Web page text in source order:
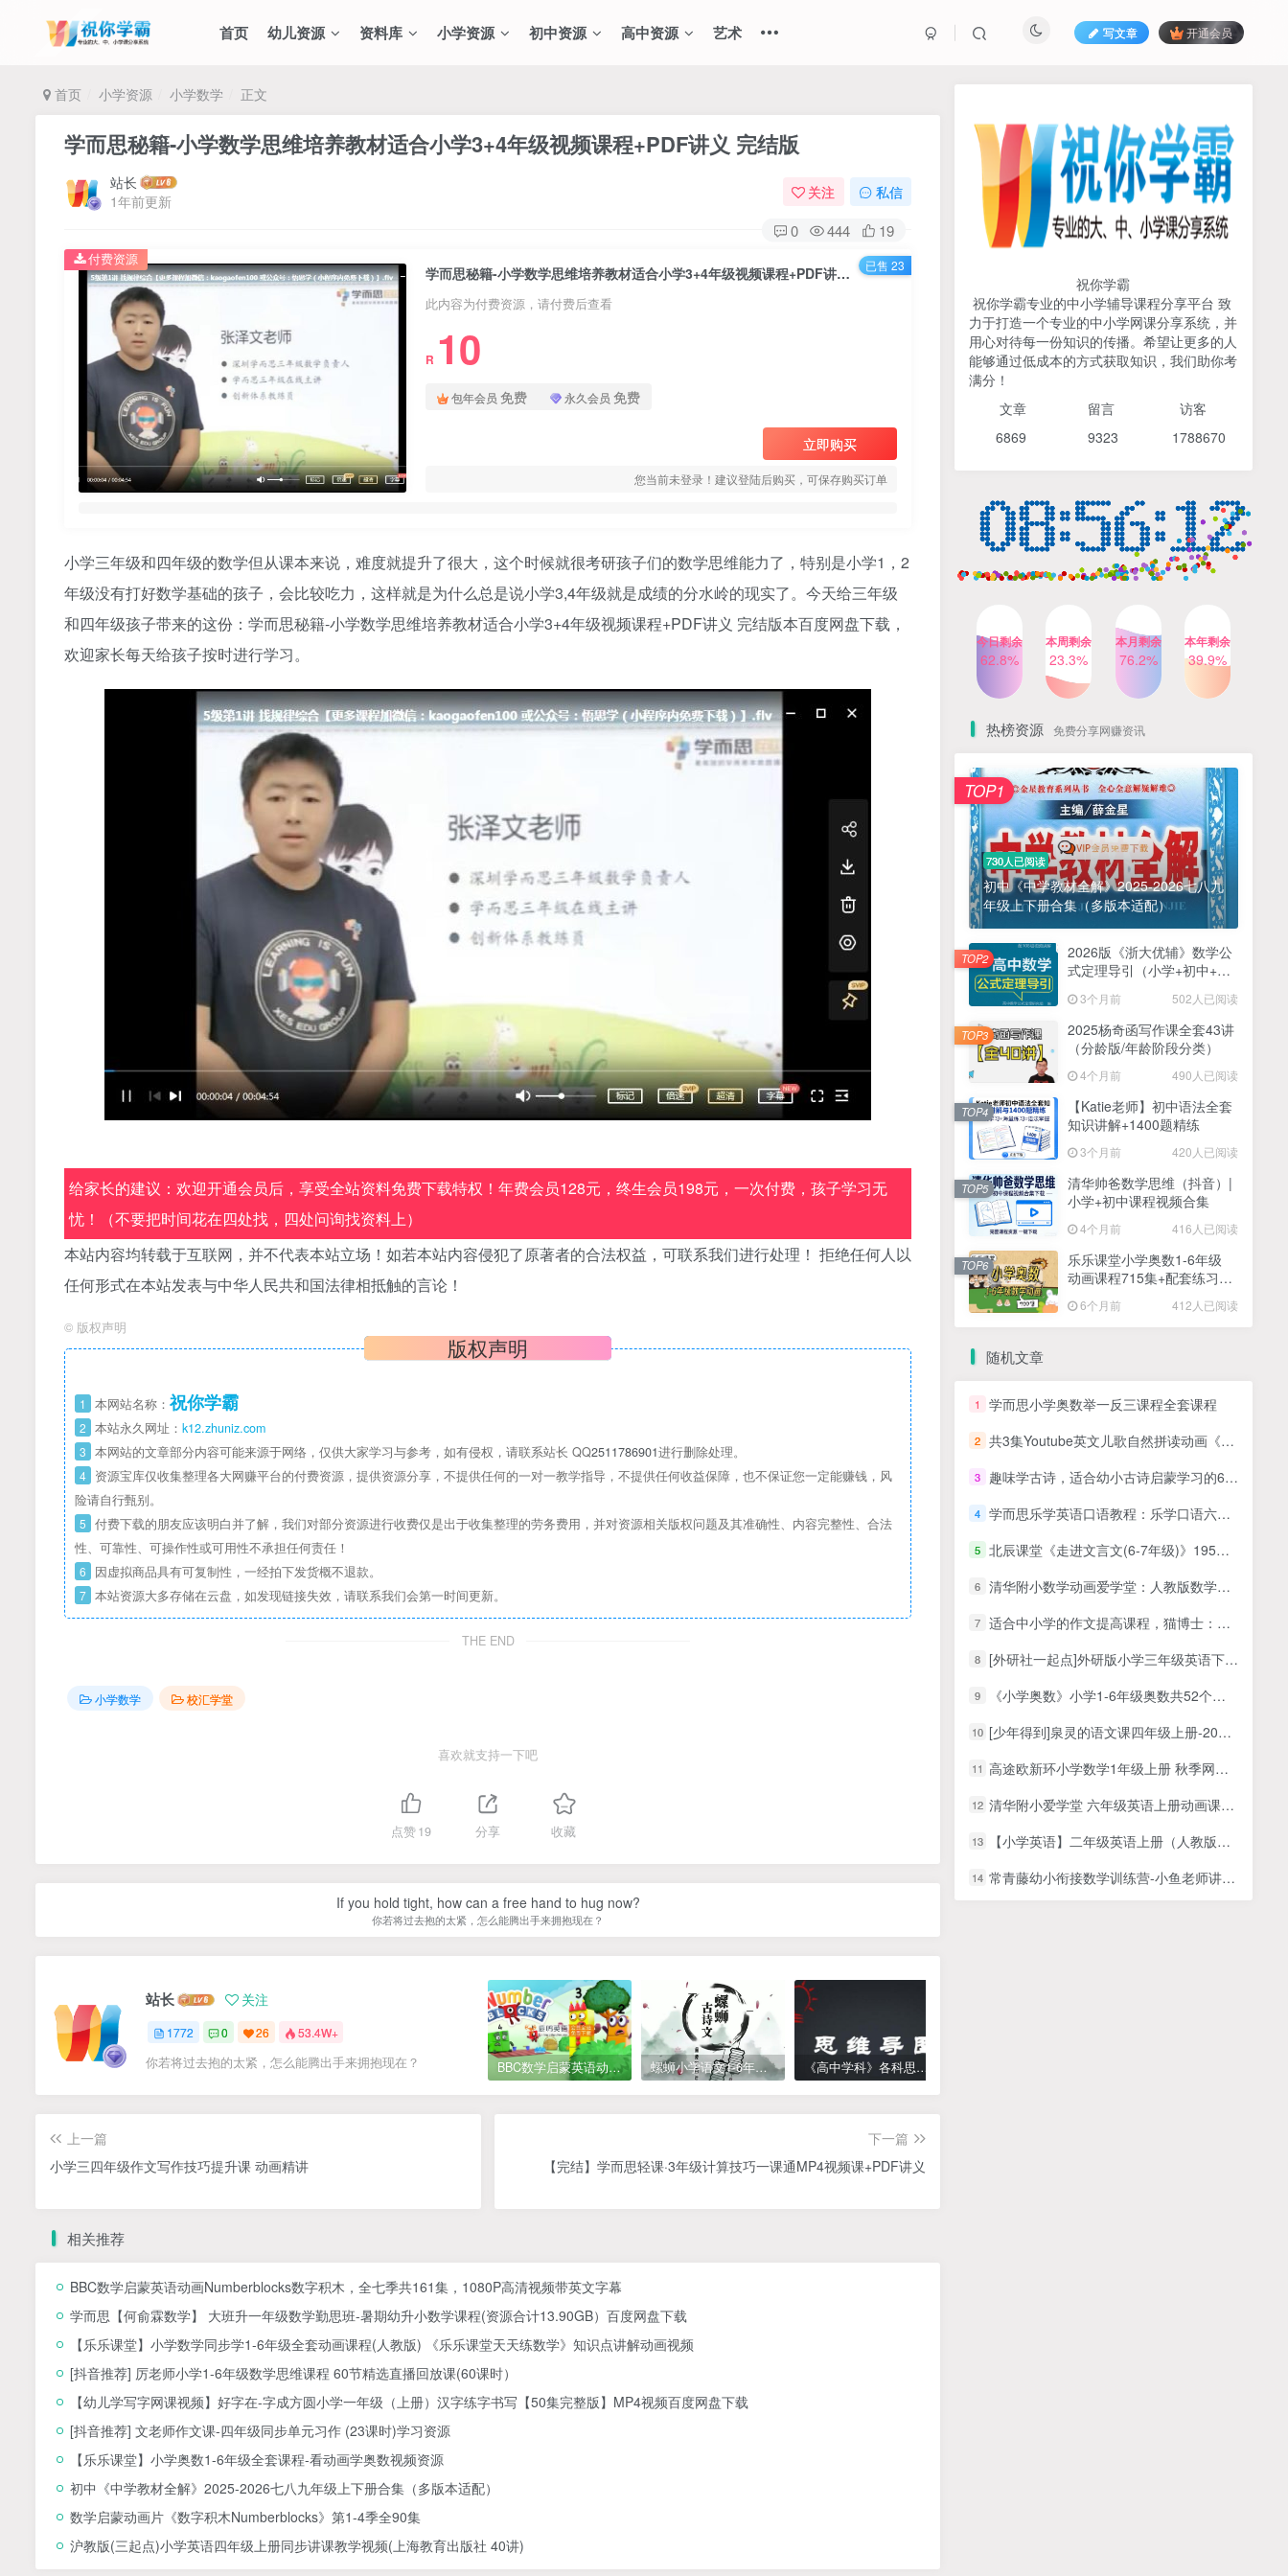
首页 幼儿资源 资料库 小学资源 初中资源 高中资源 艺术 写文章 开通会员
首页 小学资源 小学数学 正文
学而思秘籍-小学数学思维培养教材适合小学3+4年级视频课程+PDF讲义 完结版
站长
1年前更新
关注 私信
0 444 19
学而思秘籍-小学数学思维培养教材适合小学3+4年级视频课程+PDF讲义 完结版
此内容为付费资源，请付费后查看
R 10
包年会员 免费 永久会员 免费
立即购买
您当前未登录！建议登陆后购买，可保存购买订单
付费资源 已售 23
小学三年级和四年级的数学但从课本来说，难度就提升了很大，这个时候就很考研孩子们的数学思维能力了，特别是小学1，2
年级没有打好数学基础的孩子，会比较吃力，这样就是为什么总是说小学3,4年级就是成绩的分水岭的现实了。今天给三年级
和四年级孩子带来的这份：学而思秘籍-小学数学思维培养教材适合小学3+4年级视频课程+PDF讲义 完结版本百度网盘下载，
欢迎家长每天给孩子按时进行学习。
给家长的建议：欢迎开通会员后，享受全站资料免费下载特权！年费会员128元，终生会员198元，一次付费，孩子学习无
忧！（不要把时间花在四处找，四处问询找资料上）
本站内容均转载于互联网，并不代表本站立场！如若本站内容侵犯了原著者的合法权益，可联系我们进行处理！ 拒绝任何人以
任何形式在本站发表与中华人民共和国法律相抵触的言论！
© 版权声明
版权声明
1 本网站名称： 祝你学霸
2 本站永久网址： k12.zhuniz.com
3 本网站的文章部分内容可能来源于网络，仅供大家学习与参考，如有侵权，请联系站长 QQ2511786901进行删除处理。
4 资源宝库仅收集整理各大网赚平台的付费资源，提供资源分享，不提供任何的一对一教学指导，不提供任何收益保障，也不保证您一定能赚钱，风
险请自行甄别。
5 付费下载的朋友应该明白并了解，我们对部分资源进行收费仅是出于收集整理的劳务费用，并对资源相关版权问题及其准确性、内容完整性、合法
性、可靠性、可操作性或可用性不承担任何责任！
6 因虚拟商品具有可复制性，一经拍下发货概不退款。
7 本站资源大多存储在云盘，如发现链接失效，请联系我们会第一时间更新。
THE END
小学数学 校汇学堂
喜欢就支持一下吧
点赞19 分享 收藏
If you hold tight, how can a free hand to hug now?
你若将过去抱的太紧，怎么能腾出手来拥抱现在？
站长 关注
1772 0 26 53.4W+
你若将过去抱的太紧，怎么能腾出手来拥抱现在？ BBC数学启蒙英语动画Numberblocks数字积木，全七季共161集，1080P高清视频带英文字幕 螺蛳小学语文1-6年级《小学古诗文》课程视频 《高中学科》各科思维导图
上一篇
小学三四年级作文写作技巧提升课 动画精讲
下一篇
【完结】学而思轻课·3年级计算技巧一课通MP4视频课+PDF讲义
相关推荐
BBC数学启蒙英语动画Numberblocks数字积木，全七季共161集，1080P高清视频带英文字幕
学而思【何俞霖数学】 大班升一年级数学勤思班-暑期幼升小数学课程(资源合计13.90GB）百度网盘下载
【乐乐课堂】小学数学同步学1-6年级全套动画课程(人教版) 《乐乐课堂天天练数学》知识点讲解动画视频
[抖音推荐] 厉老师小学1-6年级数学思维课程 60节精选直播回放课(60课时）
【幼儿学写字网课视频】好字在-字成方圆小学一年级（上册）汉字练字书写【50集完整版】MP4视频百度网盘下载
[抖音推荐] 文老师作文课-四年级同步单元习作 (23课时)学习资源
【乐乐课堂】小学奥数1-6年级全套课程-看动画学奥数视频资源
初中《中学教材全解》2025-2026七八九年级上下册合集（多版本适配）
数学启蒙动画片《数字积木Numberblocks》第1-4季全90集
沪教版(三起点)小学英语四年级上册同步讲课教学视频(上海教育出版社 40讲)
730人已阅读
初中《中学教材全解》2025-2026七八九
TOP1
2026版《浙大优辅》数学公
式定理导引（小学+初中+高
中全套）PDF
3个月前 502人已阅读
TOP2
（分龄版/年龄阶段分类）
4个月前 490人已阅读
3个月前 420人已阅读
清华帅爸数学思维（抖音）|
小学+初中课程视频合集
乐乐课堂小学奥数1-6年级
动画课程715集+配套练习册
高清PDF
6个月前 412人已阅读
祝你学霸
祝你学霸专业的中小学辅导课程分享平台 致
力于打造一个专业的中小学网课分享系统，并
用心对待每一份知识的传播。希望让更多的人
能够通过低成本的方式获取知识，我们助你考
满分！
文章 留言 访客
6869 9323 1788670
今日剩余
62.8%
本周剩余
23.3%
本月剩余
76.2%
本年剩余
39.9%
热榜资源 免费分享网赚资讯
730人已阅读
初中《中学教材全解》2025-2026七八九
年级上下册合集（多版本适配）
TOP1
2026版《浙大优辅》数学公
式定理导引（小学+初中+高
3个月前 502人已阅读
TOP2
2025杨奇函写作课全套43讲
（分龄版/年龄阶段分类）
4个月前 490人已阅读
TOP3
【Katie老师】初中语法全套
知识讲解+1400题精练
3个月前 420人已阅读
TOP4
清华帅爸数学思维（抖音）|
小学+初中课程视频合集
4个月前 416人已阅读
TOP5
乐乐课堂小学奥数1-6年级
动画课程715集+配套练习册
6个月前 412人已阅读
TOP6
随机文章
1 学而思小学奥数举一反三课程全套课程
2 共3集Youtube英文儿歌自然拼读动画《Maple Leaf Learning》全410集，1080P高清视频带英文字幕，百度网盘下载！
3 趣味学古诗，适合幼小古诗启蒙学习的60首趣味古诗JPG图片学习资源百度网盘下载
4 学而思乐学英语口语教程：乐学口语六级10讲全+讲义文档，MP4视频课程
5 北辰课堂《走进文言文(6-7年级)》195篇文言文精讲视频课程资源合计5.82GB
6 清华附小数学动画爱学堂：人教版数学动画一年级下册
7 适合中小学的作文提高课程，猫博士：颠覆传统的超级作文课（视频），让孩子轻松搞定协作！
8 [外研社一起点]外研版小学三年级英语下册同步教学网课视频资源(高清版 44讲)
9 《小学奥数》小学1-6年级奥数共52个模块，共767个小视频百度网盘下载，小学奥数全套高清视频课程
10 [少年得到]泉灵的语文课四年级上册-2020年秋季班
11 高途欧新环小学数学1年级上册 秋季网课视频
12 清华附小爱学堂 六年级英语上册动画课20集动画教学课本课程共1.49G
13 【小学英语】二年级英语上册（人教版）名师讲座课程
14 常青藤幼小衔接数学训练营-小鱼老师讲解数学幼升小学习知识点48课时百度网盘下载